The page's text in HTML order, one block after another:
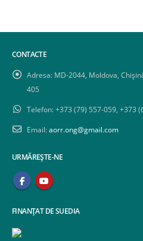
CONTACTE
Adresa: MD-2044, Moldova,
405
Telefon:+373 (79) 557-059, +373
Email:aorr.ong@gmail.com
URMĂREȘTE-NE
FINANȚAT DE SUEDIA